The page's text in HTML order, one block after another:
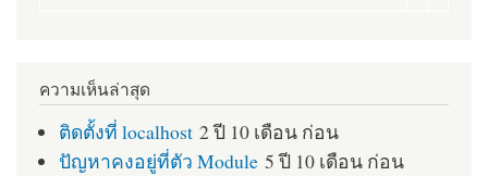
ความเห็นล่าสุด
ติดตั้งที่ localhost 2 ปี 10 เดือน ก่อน
ปัญหาคงอยู่ที่ตัว Module 5 ปี 10 เดือน ก่อน